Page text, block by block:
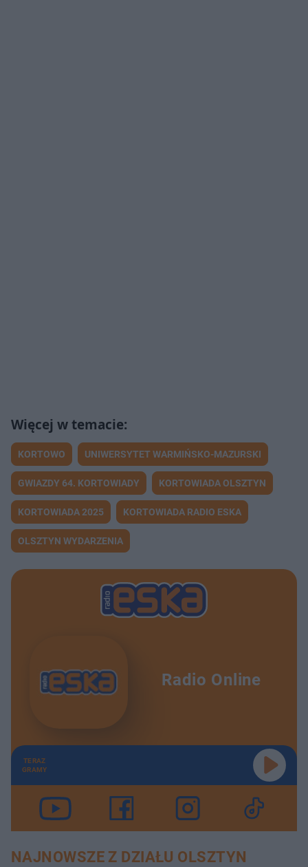
KORTOWO UNIWERSYTET WARMIŃSKO-MAZURSKI
GWIAZDY 64. KORTOWIADY KORTOWIADA OLSZTYN
KORTOWIADA 2025 KORTOWIADA RADIO ESKA
OLSZTYN WYDARZENIA
Radio Online
TERAZ
GRAMY
NAJNOWSZE Z DZIAŁU OLSZTYN